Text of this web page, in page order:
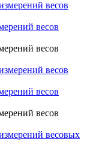
весов
весов
весов
весов